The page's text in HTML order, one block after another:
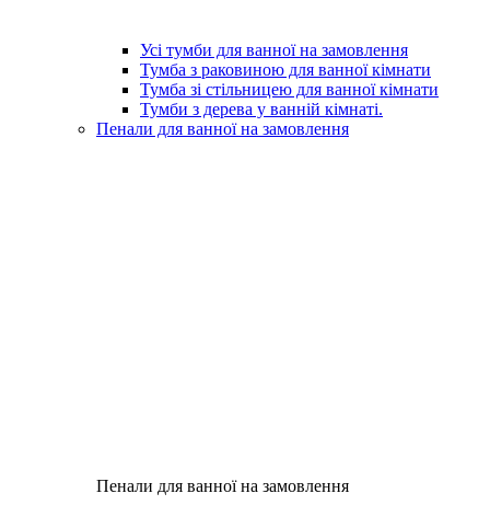
Усі тумби для ванної на замовлення
Тумба з раковиною для ванної кімнати
Тумба зі стільницею для ванної кімнати
Тумби з дерева у ванній кімнаті.
Пенали для ванної на замовлення
Пенали для ванної на замовлення